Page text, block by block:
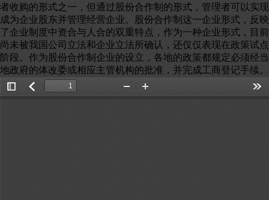
者收购的形式之一，但通过股份合作制的形式，管理者可以实现
成为企业股东并管理经营企业。股份合作制这一企业形式，反映
了企业制度中资合与人合的双重特点，作为一种企业形式，目前
尚未被我国公司立法和企业立法所确认，还仅仅表现在政策试点
阶段。作为股份合作制企业的设立，各地的政策都规定必须经当
地政府的体改委或相应主管机构的批准，并完成工商登记手续。
Toggle返
Zoom